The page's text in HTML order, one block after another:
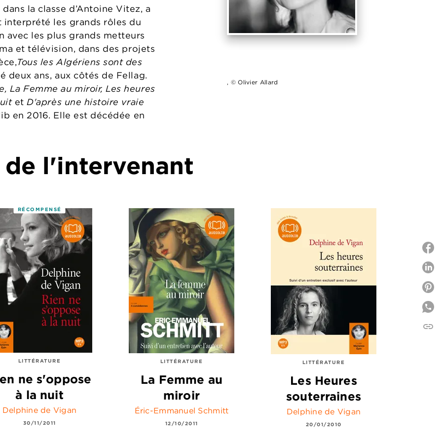
la classe d’Antoine Vitez, a
interprété les grands rôles du
les plus grands metteurs
et télévision, dans des projets
Tous les Algériens sont des
deux ans, aux côtés de Fellag.
La Femme au miroir,Les heures
etD'après une histoire vraie
en 2016. Elle est décédée en
, © Olivier Allard
l'intervenant
RÉCOMPENSÉ
LITTÉRATURE
ne s'oppose
à la nuit
Delphine de Vigan
30/11/2011
LITTÉRATURE
La Femme au
miroir
Éric-Emmanuel Schmitt
12/10/2011
LITTÉRATURE
Les Heures
souterraines
Delphine de Vigan
20/01/2010
link